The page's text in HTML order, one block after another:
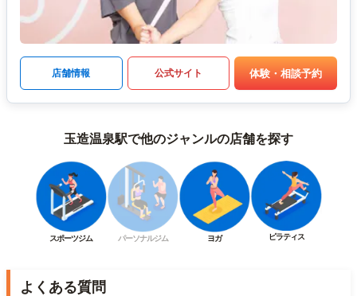
店舗情報 公式サイト 体験・相談予約
玉造温泉駅で他のジャンルの店舗を探す
スポーツジム パーソナルジム ヨガ ピラティス
よくある質問